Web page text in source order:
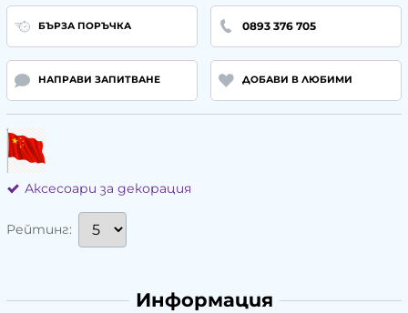
БЪРЗА ПОРЪЧКА 0893 376 705
НАПРАВИ ЗАПИТВАНЕ ДОБАВИ В ЛЮБИМИ
Аксесоари за декорация
Рейтинг:
Информация